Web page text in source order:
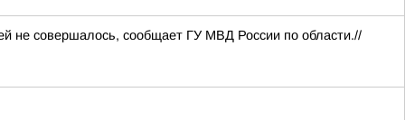
не совершалось, сообщает ГУ МВД России по области.//